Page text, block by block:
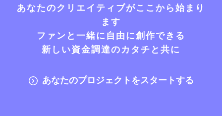
あなたのクリエイティブがここから始まり
ます
ファンと一緒に自由に創作できる
新しい資金調達のカタチと共に
あなたのプロジェクトをスタートする